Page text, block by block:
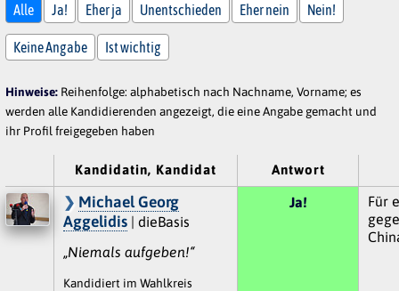
Alle
Ja! Eher ja Unentschieden Eher nein Nein!
Keine Angabe Ist wichtig
Hinweise: Reihenfolge: alphabetisch nach Nachname, Vorname; es
werden alle Kandidierenden angezeigt, die eine Angabe gemacht und
ihr Profil freigegeben haben
Kandidatin, Kandidat Antwort
Michael Georg
Aggelidis| dieBasis
„Niemals aufgeben!“
Kandidiert im Wahlkreis
Ja!
Für